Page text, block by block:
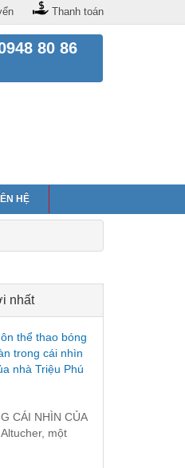
Thanh toán
80 86
HỆ
nhất
thể thao bóng
trong cái nhìn
nhà Triệu Phú
CÁI NHÌN CỦA
một